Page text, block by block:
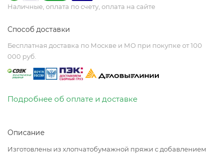
Наличные, оплата по счету, оплата на сайте
Способ доставки
Бесплатная доставка по Москве и МО при покупке от 100
000 руб.
Подробнее об оплате и доставке
Описание
Изготовлены из хлопчатобумажной пряжи с добавлением